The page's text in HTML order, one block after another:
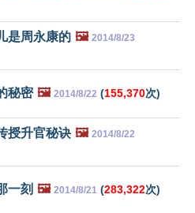
是周永康的 🖼️ 2014/8/23
秘密 🖼️ 2014/8/22 (155,370次)
授升官秘诀 🖼️ 2014/8/22
一刻 🖼️ 2014/8/21 (283,322次)